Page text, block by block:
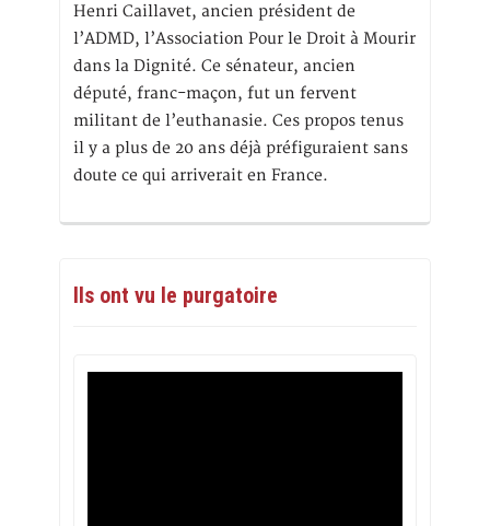
Henri Caillavet, ancien président de
l’ADMD, l’Association Pour le Droit à Mourir
dans la Dignité. Ce sénateur, ancien
député, franc-maçon, fut un fervent
militant de l’euthanasie. Ces propos tenus
il y a plus de 20 ans déjà préfiguraient sans
doute ce qui arriverait en France.
Ils ont vu le purgatoire